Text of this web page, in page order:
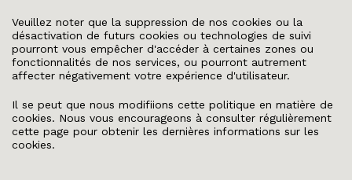
Veuillez noter que la suppression de nos cookies ou la
désactivation de futurs cookies ou technologies de suivi
pourront vous empêcher d'accéder à certaines zones ou
fonctionnalités de nos services, ou pourront autrement
affecter négativement votre expérience d'utilisateur.
Il se peut que nous modifiions cette politique en matière de
cookies. Nous vous encourageons à consulter régulièrement
cette page pour obtenir les dernières informations sur les
cookies.